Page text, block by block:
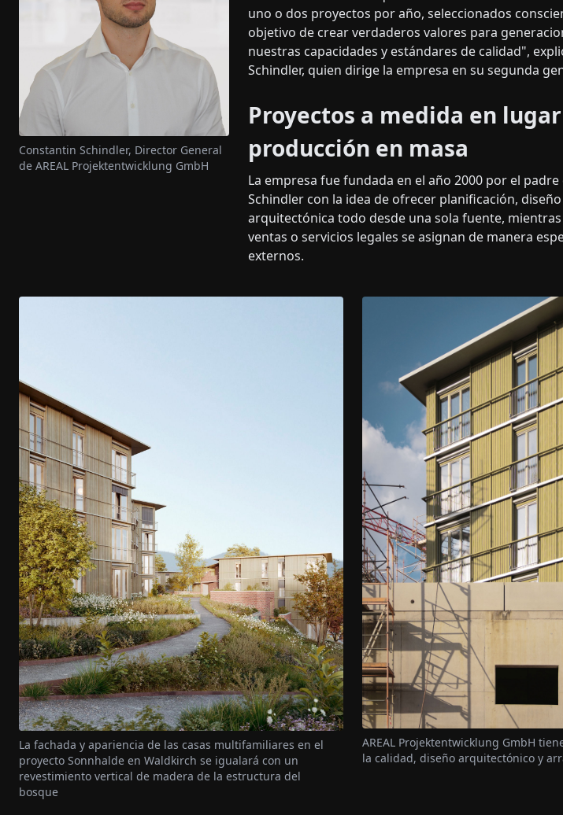
uno o dos proyectos por año, seleccionados
objetivo de crear verdaderos valores para
nuestras capacidades y estándares de calidad",
Schindler, quien dirige la empresa en su segunda
Proyectos a medida en
producción en masa
La empresa fue fundada en el año 2000 por el
Schindler con la idea de ofrecer planificación,
arquitectónica todo desde una sola fuente,
ventas o servicios legales se asignan de manera
externos.
Constantin Schindler, Director General
de AREAL Projektentwicklung GmbH
La fachada y apariencia de las casas multifamiliares en el
proyecto Sonnhalde en Waldkirch se igualará con un
revestimiento vertical de madera de la estructura del
bosque
AREAL Projektentwicklung GmbH
la calidad, diseño arquitectónico y